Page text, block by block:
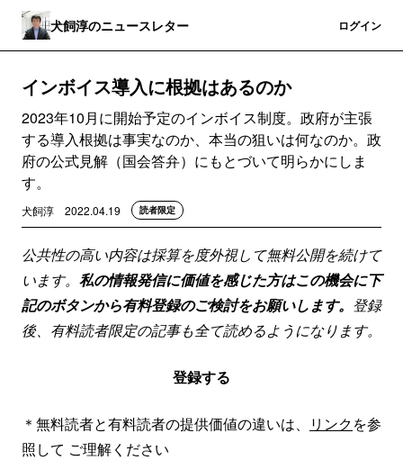
犬飼淳のニュースレター ログイン
インボイス導入に根拠はあるのか
2023年10月に開始予定のインボイス制度。政府が主張
する導入根拠は事実なのか、本当の狙いは何なのか。政
府の公式見解（国会答弁）にもとづいて明らかにしま
す。
犬飼淳 2022.04.19 読者限定
公共性の高い内容は採算を度外視して無料公開を続けて
います。 私の情報発信に価値を感じた方はこの機会に下
記のボタンから有料登録のご検討をお願いします。 登録
後、有料読者限定の記事も全て読めるようになります。
登録する
＊無料読者と有料読者の提供価値の違いは、 リンクを参
照して ご理解ください